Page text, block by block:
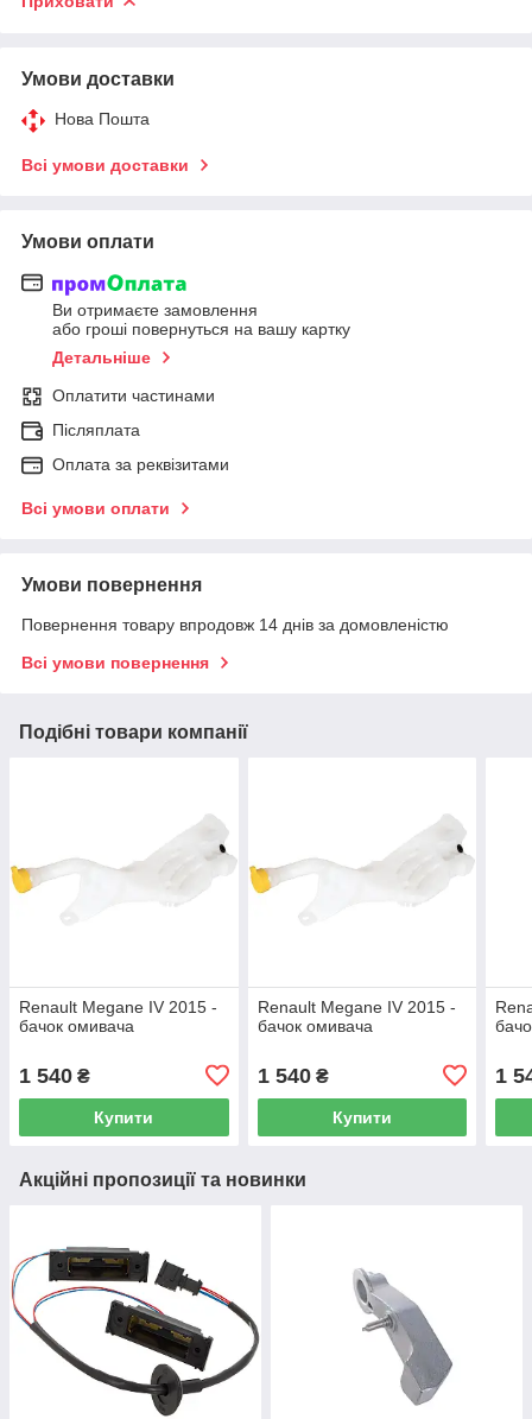
Умови доставки
Нова Пошта
Всі умови доставки
Умови оплати
Ви отримаєте замовлення
або гроші повернуться на вашу картку
Детальніше
Оплатити частинами
Післяплата
Оплата за реквізитами
Всі умови оплати
Умови повернення
Повернення товару впродовж 14 днів за домовленістю
Всі умови повернення
Подібні товари компанії
Renault Megane IV 2015 -
бачок омивача
1 540 ₴
Купити
Renault Megane IV 2015 -
бачок омивача
1 540₴
Купити
1
Акційні пропозиції та новинки